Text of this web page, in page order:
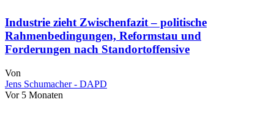
Industrie zieht Zwischenfazit – politische
Rahmenbedingungen, Reformstau und
Forderungen nach Standortoffensive
Von
Jens Schumacher - DAPD
Vor 5 Monaten